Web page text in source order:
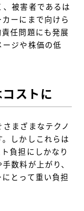
、被害者であるは
ーにまで向けら
任問題にも発展
ージや株価の低
ストに
まざまなテクノ
しかしこれらは
負担にしかなり
数料が上がり、
とって重い負担